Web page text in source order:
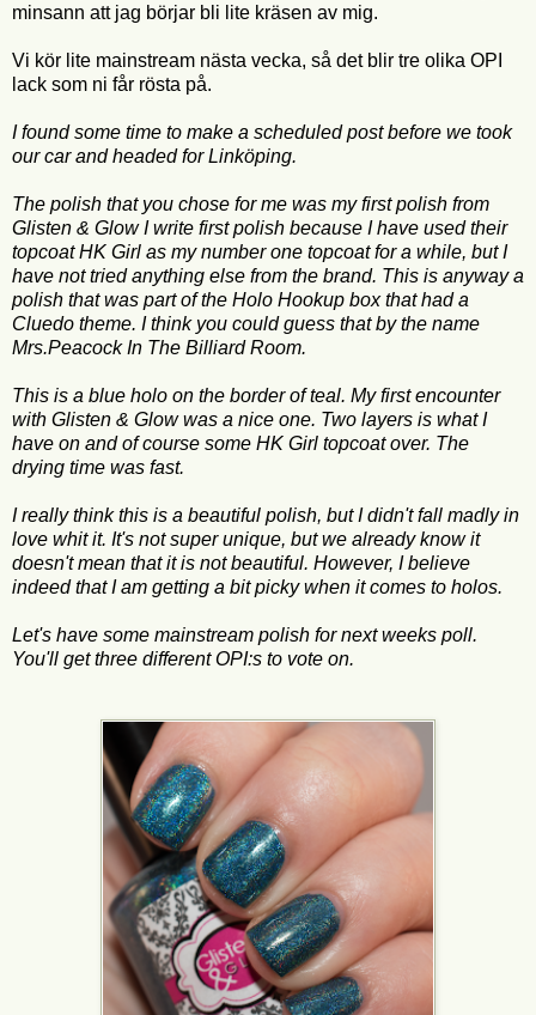
minsann att jag börjar bli lite kräsen av mig.
Vi kör lite mainstream nästa vecka, så det blir tre olika OPI
lack som ni får rösta på.
I found some time to make a scheduled post before we took
our car and headed for Linköping.
The polish that you chose for me was my first polish from
Glisten & Glow I write first polish because I have used their
topcoat HK Girl as my number one topcoat for a while, but I
have not tried anything else from the brand. This is anyway a
polish that was part of the Holo Hookup box that had a
Cluedo theme. I think you could guess that by the name
Mrs.Peacock In The Billiard Room.
This is a blue holo on the border of teal. My first encounter
with Glisten & Glow was a nice one. Two layers is what I
have on and of course some HK Girl topcoat over. The
drying time was fast.
I really think this is a beautiful polish, but I didn't fall madly in
love whit it. It's not super unique, but we already know it
doesn't mean that it is not beautiful. However, I believe
indeed that I am getting a bit picky when it comes to holos.
Let's have some mainstream polish for next weeks poll.
You'll get three different OPI:s to vote on.